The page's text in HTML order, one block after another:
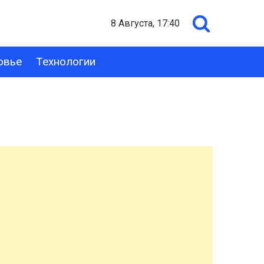
8 Августа, 17:40
Технологии